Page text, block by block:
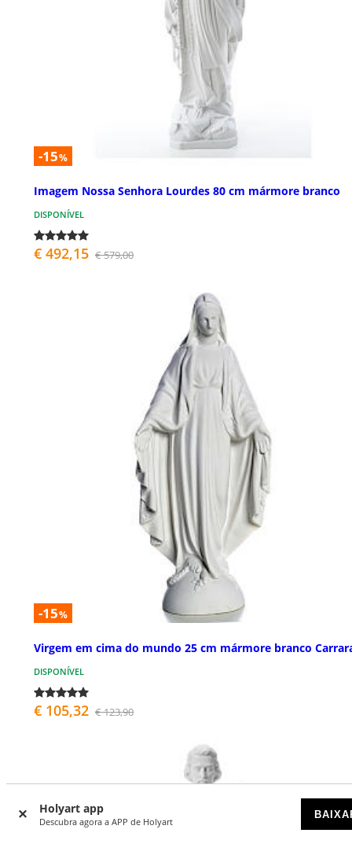
Holyart app
Descubra agora a APP de Holyart
-15%
Imagem Nossa Senhora Lourdes 80 cm mármore branco
DISPONÍVEL
€ 492,15 € 579,00
-15%
Virgem em cima do mundo 25 cm mármore branco
DISPONÍVEL
€ 105,32 € 123,90